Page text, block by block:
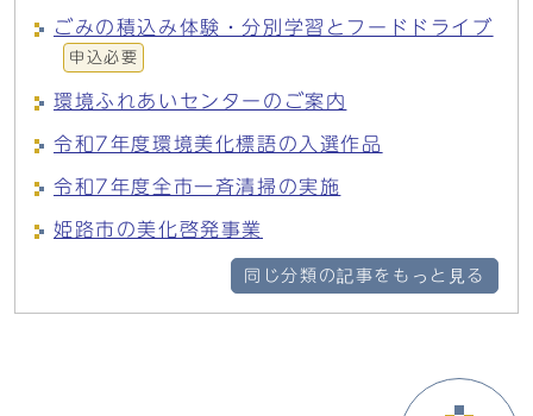
ごみの積込み体験・分別学習とフードドライブ
申込必要
環境ふれあいセンターのご案内
令和7年度環境美化標語の入選作品
令和7年度全市一斉清掃の実施
姫路市の美化啓発事業
同じ分類の記事をもっと見る